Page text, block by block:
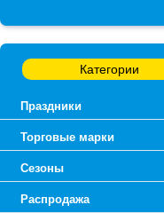
Категории
Праздники
Торговые марки
Сезоны
Распродажа